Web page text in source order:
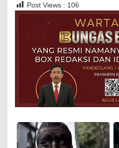
Post Views : 106